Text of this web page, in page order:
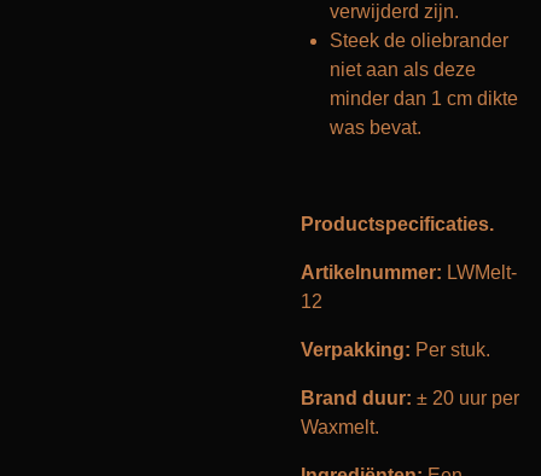
verwijderd zijn.
Steek de oliebrander
niet aan als deze
minder dan 1 cm dikte
was bevat.
Productspecificaties.
Artikelnummer: LWMelt-
12
Verpakking: Per stuk.
Brand duur: ± 20 uur per
Waxmelt.